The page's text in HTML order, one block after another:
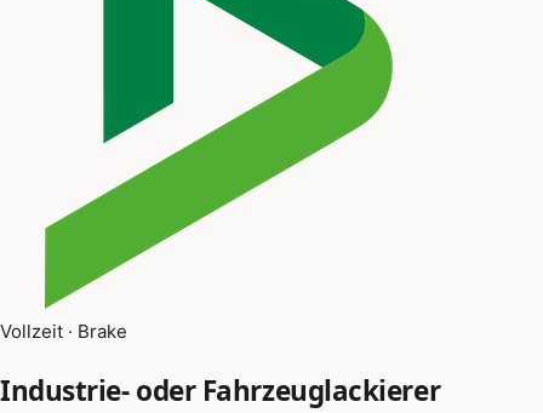
Vollzeit · Brake
Industrie- oder Fahrzeuglackierer